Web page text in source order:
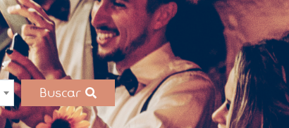
Buscar